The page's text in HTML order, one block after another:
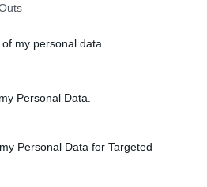
my personal data.
Personal Data.
Personal Data for Targeted